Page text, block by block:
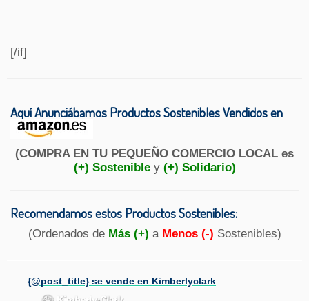
[/if]
Aquí Anunciábamos Productos Sostenibles Vendidos en
(COMPRA EN TU PEQUEÑO COMERCIO LOCAL es
(+) Sostenibley (+) Solidario)
Recomendamos estos Productos Sostenibles:
(Ordenados de Más (+) a Menos (-) Sostenibles)
{@post_title} se vende en Kimberlyclark